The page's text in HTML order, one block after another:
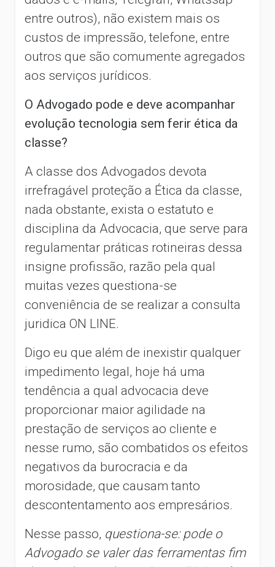
entre outros), não existem mais os
custos de impressão, telefone, entre
outros que são comumente agregados
aos serviços jurídicos.
O Advogado pode e deve acompanhar
evolução tecnologia sem ferir ética da
classe?
A classe dos Advogados devota
irrefragável proteção a Ética da classe,
nada obstante, exista o estatuto e
disciplina da Advocacia, que serve para
regulamentar práticas rotineiras dessa
insigne profissão, razão pela qual
muitas vezes questiona-se
conveniência de se realizar a consulta
juridica ON LINE.
Digo eu que além de inexistir qualquer
impedimento legal, hoje há uma
tendência a qual advocacia deve
proporcionar maior agilidade na
prestação de serviços ao cliente e
nesse rumo, são combatidos os efeitos
negativos da burocracia e da
morosidade, que causam tanto
descontentamento aos empresários.
Nesse passo, questiona-se: pode o
Advogado se valer das ferramentas fim